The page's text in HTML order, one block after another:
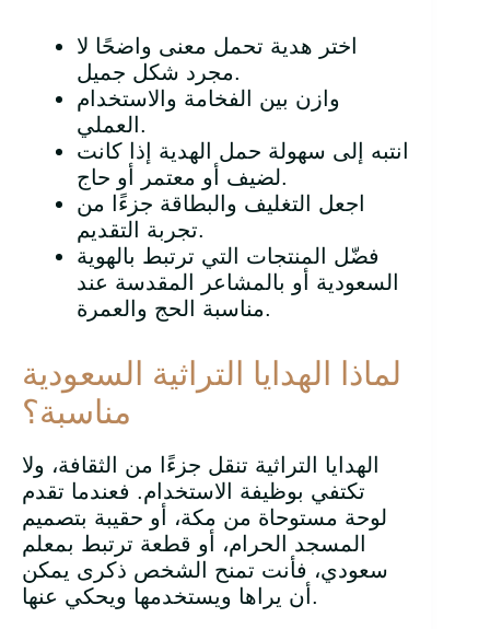
اختر هدية تحمل معنى واضحًا لا
مجرد شكل جميل.
وازن بين الفخامة والاستخدام
العملي.
انتبه إلى سهولة حمل الهدية إذا كانت
لضيف أو معتمر أو حاج.
اجعل التغليف والبطاقة جزءًا من
تجربة التقديم.
فضّل المنتجات التي ترتبط بالهوية
السعودية أو بالمشاعر المقدسة عند
مناسبة الحج والعمرة.
لماذا الهدايا التراثية السعودية
مناسبة؟
الهدايا التراثية تنقل جزءًا من الثقافة، ولا
تكتفي بوظيفة الاستخدام. فعندما تقدم
لوحة مستوحاة من مكة، أو حقيبة بتصميم
المسجد الحرام، أو قطعة ترتبط بمعلم
سعودي، فأنت تمنح الشخص ذكرى يمكن
أن يراها ويستخدمها ويحكي عنها.